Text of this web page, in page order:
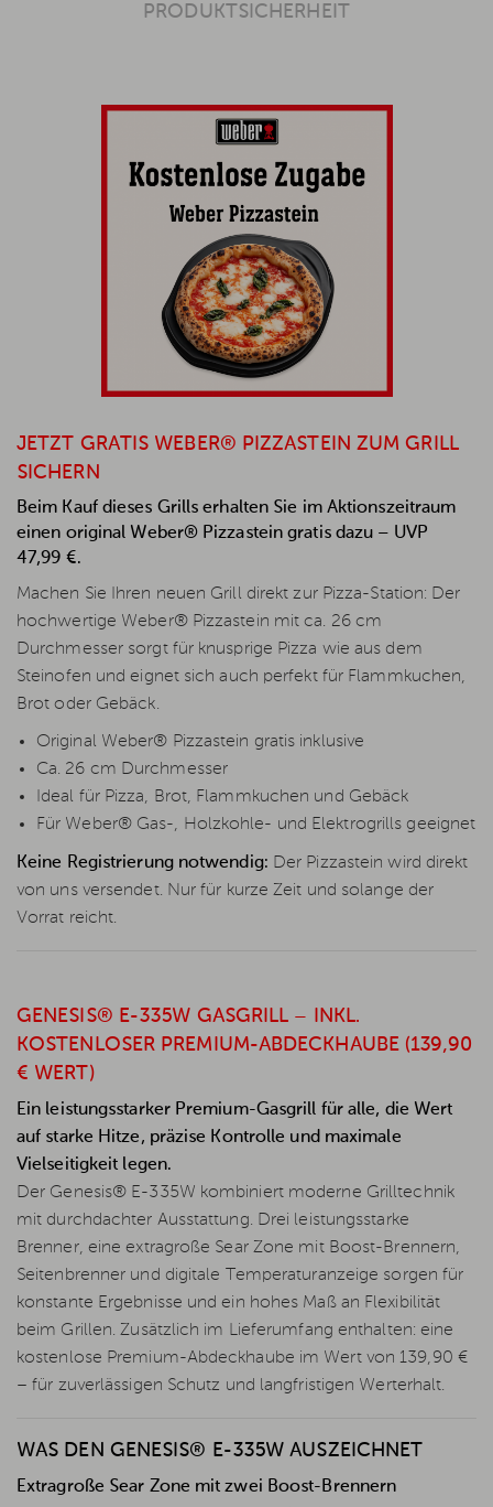
PRODUKTSICHERHEIT
JETZT GRATIS WEBER® PIZZASTEIN ZUM GRILL
SICHERN
Beim Kauf dieses Grills erhalten Sie im Aktionszeitraum
einen original Weber® Pizzastein gratis dazu – UVP
47,99 €.
Machen Sie Ihren neuen Grill direkt zur Pizza-Station: Der
hochwertige Weber® Pizzastein mit ca. 26 cm
Durchmesser sorgt für knusprige Pizza wie aus dem
Steinofen und eignet sich auch perfekt für Flammkuchen,
Brot oder Gebäck.
Original Weber® Pizzastein gratis inklusive
Ca. 26 cm Durchmesser
Ideal für Pizza, Brot, Flammkuchen und Gebäck
Für Weber® Gas-, Holzkohle- und Elektrogrills geeignet
Keine Registrierung notwendig: Der Pizzastein wird direkt
von uns versendet. Nur für kurze Zeit und solange der
Vorrat reicht.
GENESIS® E-335W GASGRILL – INKL.
KOSTENLOSER PREMIUM-ABDECKHAUBE (139,90
€ WERT)
Ein leistungsstarker Premium-Gasgrill für alle, die Wert
auf starke Hitze, präzise Kontrolle und maximale
Vielseitigkeit legen.
Der Genesis® E-335W kombiniert moderne Grilltechnik
mit durchdachter Ausstattung. Drei leistungsstarke
Brenner, eine extragroße Sear Zone mit Boost-Brennern,
Seitenbrenner und digitale Temperaturanzeige sorgen für
konstante Ergebnisse und ein hohes Maß an Flexibilität
beim Grillen. Zusätzlich im Lieferumfang enthalten: eine
kostenlose Premium-Abdeckhaube im Wert von 139,90 €
– für zuverlässigen Schutz und langfristigen Werterhalt.
WAS DEN GENESIS® E-335W AUSZEICHNET
Extragroße Sear Zone mit zwei Boost-Brennern